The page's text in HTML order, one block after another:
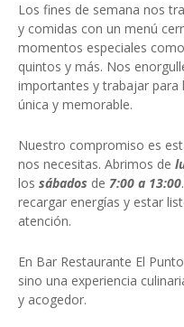
Los fines de semana nos
y comidas con un menú
momentos especiales
quintos y más. Nos
importantes y trabajar para
única y memorable.
Nuestro compromiso es
nos necesitas. Abrimos de
los sábados de 7:00 a 13:00
recargar energías y estar
atención.
En Bar Restaurante El
sino una experiencia
y acogedor.